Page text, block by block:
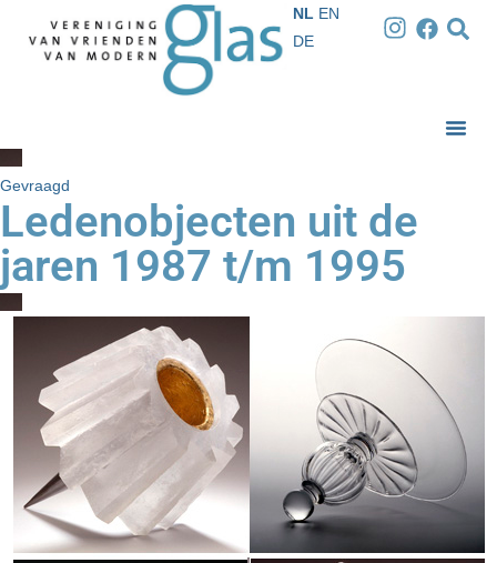
NL EN
DE
Gevraagd
Ledenobjecten uit de
jaren 1987 t/m 1995